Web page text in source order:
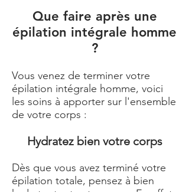
Que faire après une
épilation intégrale homme
?
Vous venez de terminer votre
épilation intégrale homme, voici
les soins à apporter sur l'ensemble
de votre corps :
Hydratez bien votre corps
Dès que vous avez terminé votre
épilation totale, pensez à bien